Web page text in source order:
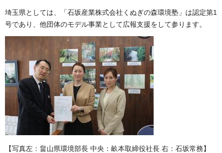
埼玉県としては、「石坂産業株式会社くぬぎの森環境塾」は認定第1
号であり、他団体のモデル事業として広報支援をして参ります。
【写真左：畠山県環境部長 中央：畝本取締役社長 右：石坂常務】